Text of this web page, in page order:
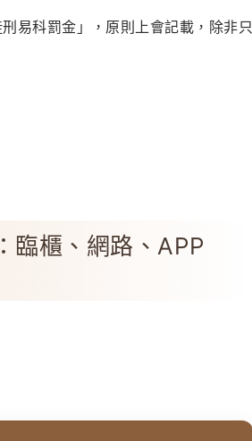
刑易科罰金」，原則上會記載，除非只
臨櫃、網路、APP